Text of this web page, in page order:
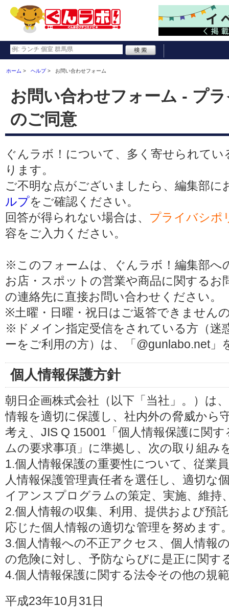
ホーム ヘルプ お問い合わせフォーム
お問い合わせフォーム - プ
のご同意
ぐんラボ！について、多く寄せられてい
ります。
ご不明な点がございましたら、編集部
ルプをご確認ください。
回答が得られない場合は、 プライバシポ
容をご入力ください。
※このフォームは、ぐんラボ！編集部へ
お店・スポットの営業や商品に関する
の連絡先に直接お問い合わせください。
※土曜・日曜・祝日はご返答できません
※ドメイン指定受信をされている方（迷
ーをご利用の方）は、「@gunlabo.net」
個人情報保護方針
朝日企画株式会社（以下「当社」。）は
情報を適切に保護し、社内外の脅威から
考え、JIS Q 15001「個人情報保護に関
ムの要求事項」に準拠し、次の取り組み
1.個人情報保護の重要性について、従業
人情報保護管理責任者を選任し、適切な
イアンスプログラムの策定、実施、維持
2.個人情報の収集、利用、提供および預
応じた個人情報の適切な管理を努めます
3.個人情報への不正アクセス、個人情報
の危険に対し、予防ならびに是正に関す
4.個人情報保護に関する法令その他の規
平成23年10月31日